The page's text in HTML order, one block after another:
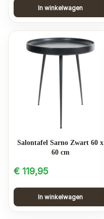
In winkelwagen
Salontafel Sarno Zwart 60 x
60 cm
€ 119,95
In winkelwagen